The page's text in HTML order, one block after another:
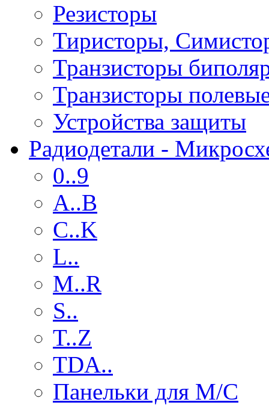
Резисторы
Тиристоры,
Транзисторы
Транзисторы
Устройства защиты
Радиодетали -
0..9
A..B
C..K
L..
M..R
S..
T..Z
TDA..
Панельки для М/С